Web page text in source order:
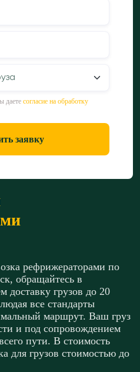
рефрижераторами по
обращайтесь в
грузов до 20
все стандарты
маршрут. Ваш груз
и под сопровождением
пути. В стоимость
для грузов стоимостью до
даете согласие на обработку
заявку